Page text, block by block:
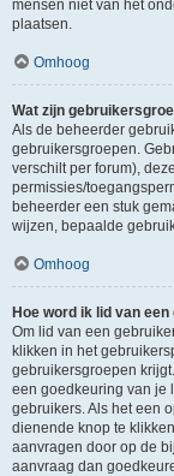
mensen niet van het
plaatsen.
Omhoog
Wat zijn
Als de beheerder
gebruikersgroepen.
verschilt per forum),
permissies/
beheerder een stuk
wijzen, bepaalde
Omhoog
Hoe word ik lid van
Om lid van een
klikken in het
gebruikersgroepen
een goedkeuring van je
gebruikers. Als het een
dienende knop te
aanvragen door op de
aanvraag dan